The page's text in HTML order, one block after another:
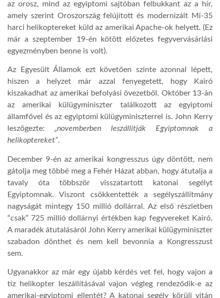
az orosz, mind az egyiptomi sajtóban felbukkant az a hír,
amely szerint Oroszország felújított és modernizált Mi-35
harci helikoptereket küld az amerikai Apache-ok helyett. (Ez
már a szeptember 19-én kötött előzetes fegyvervásárlási
egyezményben benne is volt).
Az Egyesült Államok ezt követően szinte azonnal lépett,
hiszen a helyzet már azzal fenyegetett, hogy Kairó
kiszakadhat az amerikai befolyási övezetből. Október 13-án
az amerikai külügyminiszter találkozott az egyiptomi
államfővel és az egyiptomi külügyminiszterrel is. John Kerry
leszögezte: „novemberben leszállítják Egyiptomnak a
helikoptereket”.
December 9-én az amerikai kongresszus úgy döntött, nem
gátolja meg többé meg a Fehér Házat abban, hogy átutalja a
tavaly óta többször visszatartott katonai segélyt
Egyiptomnak. Viszont csökkentették a segélyszállítmány
nagyságát mintegy 150 millió dollárral. Az első részletben
“csak” 725 millió dollárnyi értékben kap fegyvereket Kairó.
A maradék átutalásáról John Kerry amerikai külügyminiszter
szabadon dönthet és nem kell bevonnia a Kongresszust
sem.
Ugyanakkor az már egy újabb kérdés vet fel, hogy vajon a
tíz helikopter leszállításával vajon végleg rendeződik-e az
amerikai-egyiptomi ellentét? A katonai segély körüli vitán